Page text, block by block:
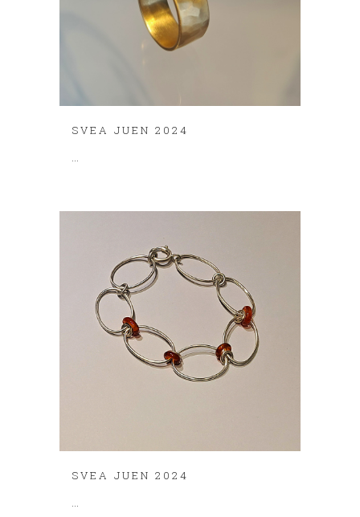
SVEA JUEN 2024
...
SVEA JUEN 2024
...